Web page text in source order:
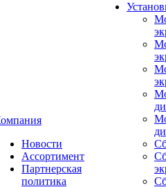
Новости
Ассортимент
Партнерская
политика